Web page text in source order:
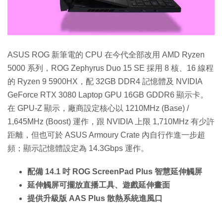
ASUS ROG 新筆電的 CPU 在今代全部改用 AMD Ryzen
5000 系列，ROG Zephyrus Duo 15 SE 採用 8 核、16 線程
的 Ryzen 9 5900HX，配 32GB DDR4 記憶體及 NVIDIA
GeForce RTX 3080 Laptop GPU 16GB GDDR6 顯示卡。
在 GPU-Z 顯示，廠商設定核心以 1210MHz (Base) /
1,645MHz (Boost) 運作，跟 NVIDIA 上限 1,710MHz 有少許
距離，但也可於 ASUS Armoury Crate 內自行作進一步超
頻；顯示記憶體設定為 14.3Gbps 運作。
配備 14.1 吋 ROG ScreenPad Plus 智慧延伸觸屏
延伸觸屏可擺放直播工具、遊戲延伸畫面
提供升級版 AAS Plus 散熱系統進風口